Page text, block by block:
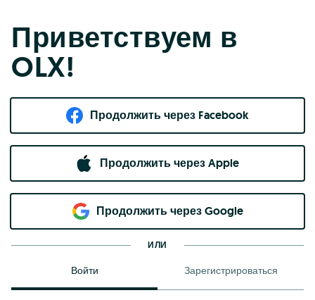
Приветствуем в
OLX!
Продолжить через Facebook
Продолжить через Apple
Продолжить через Google
ИЛИ
Войти Зарегистрироваться